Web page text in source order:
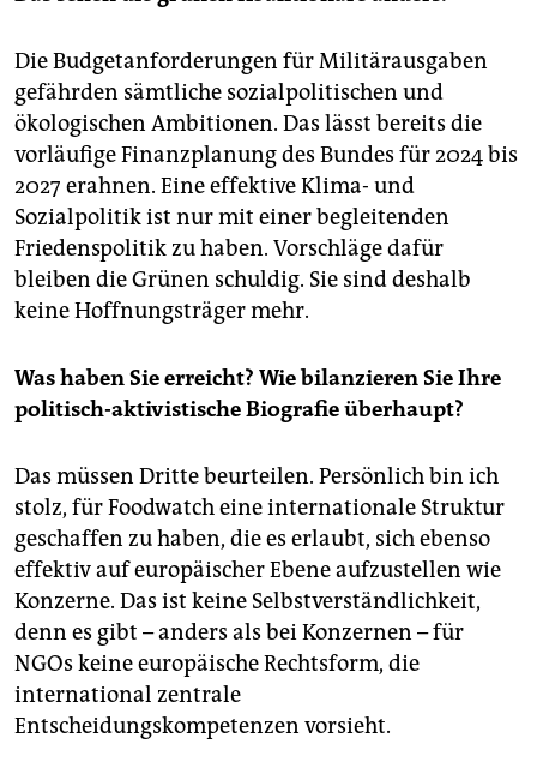
Die Budgetanforderungen für Militärausgaben
gefährden sämtliche sozialpolitischen und
ökologischen Ambitionen. Das lässt bereits die
vorläufige Finanzplanung des Bundes für 2024 bis
2027 erahnen. Eine effektive Klima- und
Sozialpolitik ist nur mit einer begleitenden
Friedenspolitik zu haben. Vorschläge dafür
bleiben die Grünen schuldig. Sie sind deshalb
keine Hoffnungsträger mehr.
Was haben Sie erreicht? Wie bilanzieren Sie Ihre
politisch-aktivistische Biografie überhaupt?
Das müssen Dritte beurteilen. Persönlich bin ich
stolz, für Foodwatch eine internationale Struktur
geschaffen zu haben, die es erlaubt, sich ebenso
effektiv auf europäischer Ebene aufzustellen wie
Konzerne. Das ist keine Selbstverständlichkeit,
denn es gibt – anders als bei Konzernen – für
NGOs keine europäische Rechtsform, die
international zentrale
Entscheidungskompetenzen vorsieht.